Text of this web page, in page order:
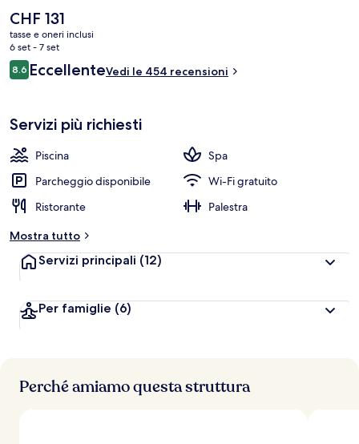
cucina locale e internazionale. Gli altri punti di forza della struttura
includono 2 bar/lounge, una piscina coperta e una piscina all'aperto.
Infine, potrai approfittare anche di ski pass e deposito sci.
Il
prezzo
attuale
è
CHF 131
CHF 131
tasse e oneri inclusi
6 set - 7 set
Recensioni
8.68.6 su 10
EccellenteVedi le 454 recensioni
Servizi più richiesti
Piscina
Spa
Parcheggio disponibile
Wi-Fi gratuito
Ristorante
Palestra
Mostra tutto
Servizi principali (12)
Per famiglie (6)
Perché amiamo questa struttura